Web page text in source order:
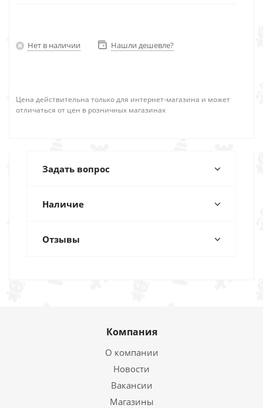
Нет в наличии Нашли дешевле?
Цена действительна только для интернет-магазина и может
отличаться от цен в розничных магазинах
Задать вопрос
Наличие
Отзывы
Компания
О компании
Новости
Вакансии
Магазины